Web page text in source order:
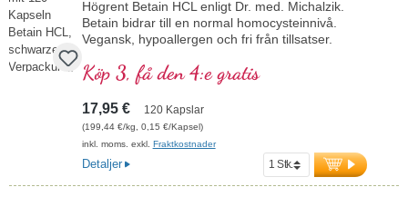
Högrent Betain HCL enligt Dr. med. Michalzik.
Betain bidrar till en normal homocysteinnivå.
Vegansk, hypoallergen och fri från tillsatser.
och hållbart förpackad – med över 20 års
erfarenhet av produktion av mikronäringsämnen.
mer information om Betain HCL-kapslar
Köp 3, få den 4:e gratis
17,95 € 120 Kapslar
(199,44 €/kg, 0,15 €/Kapsel)
inkl. moms. exkl. Fraktkostnader
Detaljer